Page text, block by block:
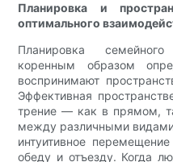
Планировка и
оптимального
Планировка
коренным образом
воспринимают
Эффективная
трение — как в прямом,
между различными видами
интуитивное
обеду и отъезду. Когда